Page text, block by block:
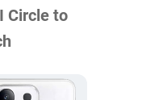
Circle to